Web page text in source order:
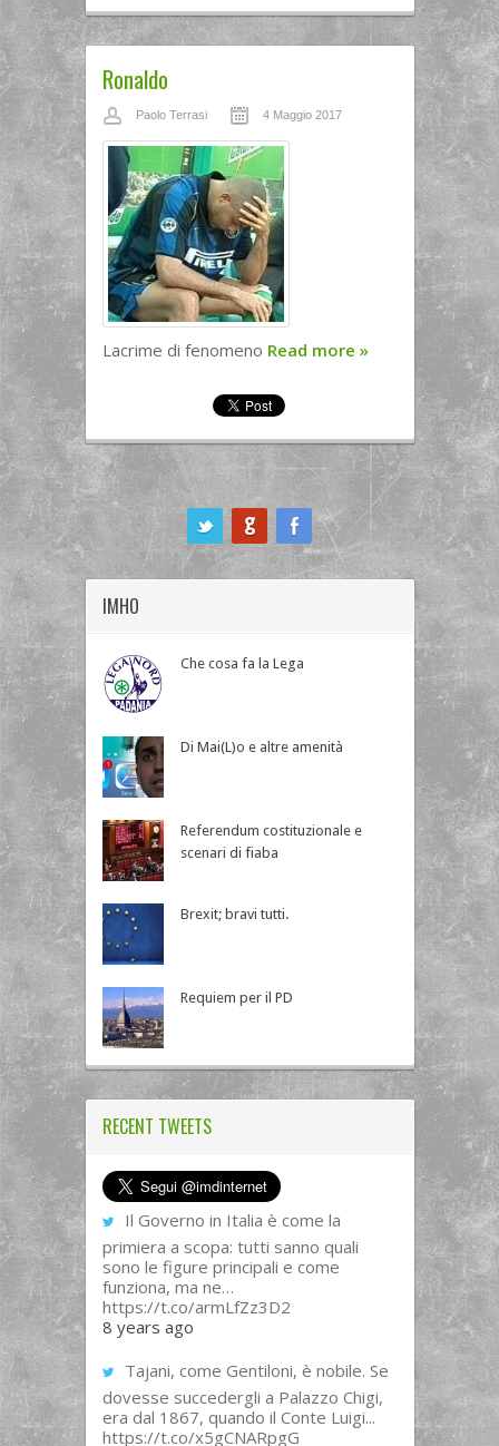
Ronaldo
Paolo Terrasi 4 Maggio 2017
Lacrime di fenomeno Read more »
IMHO
Che cosa fa la Lega
Di Mai(L)o e altre amenità
Referendum costituzionale e
scenari di fiaba
Brexit; bravi tutti.
Requiem per il PD
RECENT TWEETS
Il Governo in Italia è come la
primiera a scopa: tutti sanno quali
sono le figure principali e come
funziona, ma ne…
https://t.co/armLfZz3D2
8 years ago
Tajani, come Gentiloni, è nobile. Se
dovesse succedergli a Palazzo Chigi,
era dal 1867, quando il Conte Luigi...
https://t.co/x5gCNARpgG